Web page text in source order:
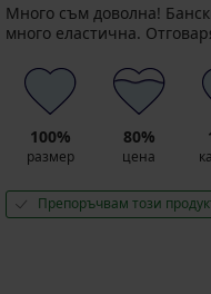
Много съм доволна!
много еластична.
100%
размер
80%
цена
Препоръчвам този